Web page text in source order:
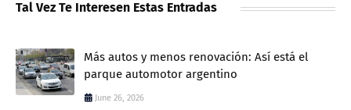
Tal Vez Te Interesen Estas Entradas
Más autos y menos renovación: Así está el
parque automotor argentino
June 26, 2026